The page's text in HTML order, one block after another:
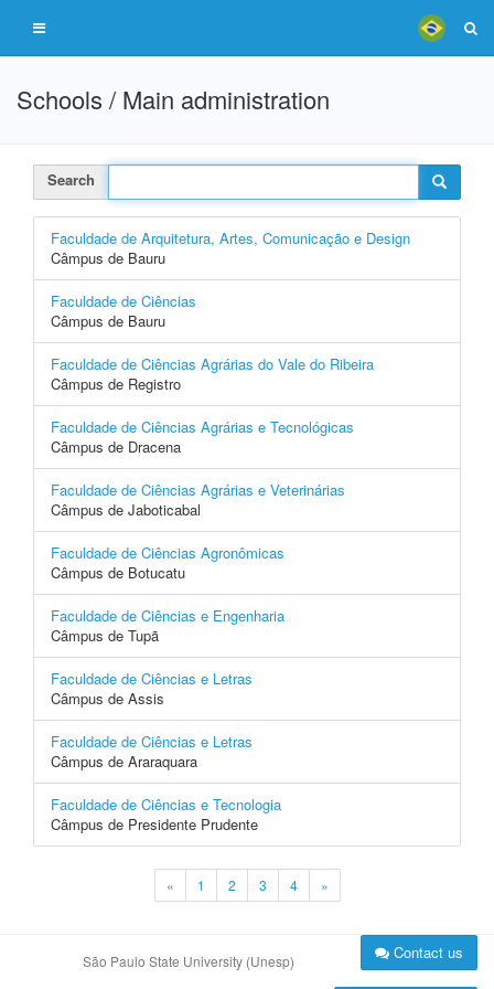
Schools / Main administration
Search
Faculdade de Arquitetura, Artes, Comunicação e Design
Câmpus de Bauru
Faculdade de Ciências
Câmpus de Bauru
Faculdade de Ciências Agrárias do Vale do Ribeira
Câmpus de Registro
Faculdade de Ciências Agrárias e Tecnológicas
Câmpus de Dracena
Faculdade de Ciências Agrárias e Veterinárias
Câmpus de Jaboticabal
Faculdade de Ciências Agronômicas
Câmpus de Botucatu
Faculdade de Ciências e Engenharia
Câmpus de Tupã
Faculdade de Ciências e Letras
Câmpus de Assis
Faculdade de Ciências e Letras
Câmpus de Araraquara
Faculdade de Ciências e Tecnologia
Câmpus de Presidente Prudente
« 1 2 3 4 »
São Paulo State University (Unesp) Contact us